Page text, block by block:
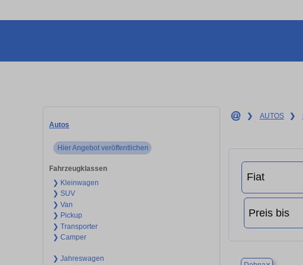
Autos
Hier Angebot veröffentlichen
Fahrzeugklassen
❯ Kleinwagen
❯ SUV
❯ Van
❯ Pickup
❯ Transporter
❯ Camper
❯ Jahreswagen
❯ AUTOS ❯